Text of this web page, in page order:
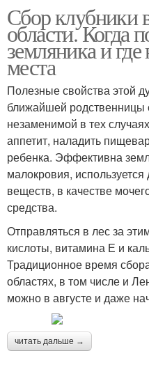
Сбор клубники
области. Когда
земляника и
места
Полезные свойства этой
ближайшей родственницы
незаменимой в тех
аппетит, наладить
ребенка. Эффективна
малокровия,
веществ, в качестве
средства.
Отправляться в лес за
кислоты, витамина Е и
Традиционное время
областях, в том числе и
можно в августе и даже
читать дальше →